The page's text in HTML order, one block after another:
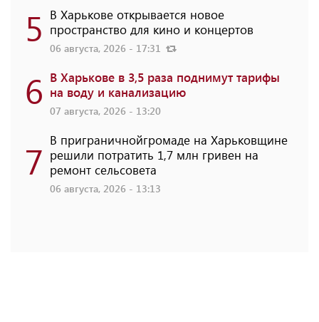
5 В Харькове открывается новое
пространство для кино и концертов
06 августа, 2026 - 17:31
6 В Харькове в 3,5 раза поднимут тарифы
на воду и канализацию
07 августа, 2026 - 13:20
7 В приграничнойгромаде на Харьковщине
решили потратить 1,7 млн ​​гривен на
ремонт сельсовета
06 августа, 2026 - 13:13